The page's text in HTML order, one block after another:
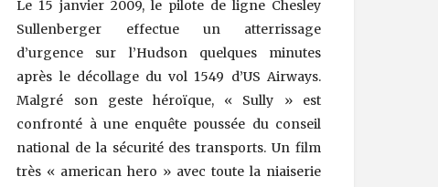
Le 15 janvier 2009, le pilote de ligne Chesley
Sullenberger effectue un atterrissage
d’urgence sur l’Hudson quelques minutes
après le décollage du vol 1549 d’US Airways.
Malgré son geste héroïque, « Sully » est
confronté à une enquête poussée du conseil
national de la sécurité des transports. Un film
très « american hero » avec toute la niaiserie